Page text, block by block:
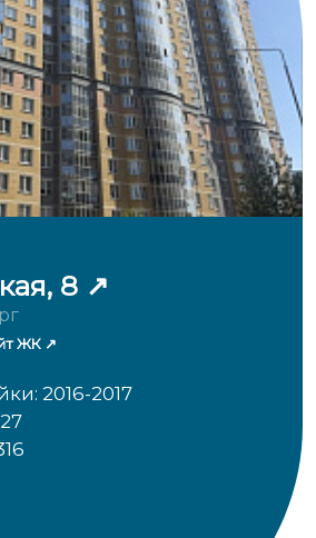
8
ЖК
2016-2017